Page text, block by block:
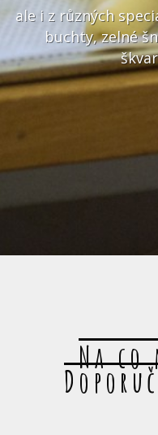
ale i z různých
buchty, zelné
Na co